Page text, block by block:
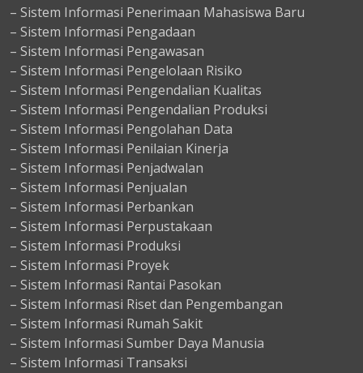
– Sistem Informasi Penerimaan Mahasiswa Baru
– Sistem Informasi Pengadaan
– Sistem Informasi Pengawasan
– Sistem Informasi Pengelolaan Risiko
– Sistem Informasi Pengendalian Kualitas
– Sistem Informasi Pengendalian Produksi
– Sistem Informasi Pengolahan Data
– Sistem Informasi Penilaian Kinerja
– Sistem Informasi Penjadwalan
– Sistem Informasi Penjualan
– Sistem Informasi Perbankan
– Sistem Informasi Perpustakaan
– Sistem Informasi Produksi
– Sistem Informasi Proyek
– Sistem Informasi Rantai Pasokan
– Sistem Informasi Riset dan Pengembangan
– Sistem Informasi Rumah Sakit
– Sistem Informasi Sumber Daya Manusia
– Sistem Informasi Transaksi